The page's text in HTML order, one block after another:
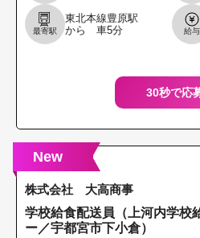
独身寮・社宅制度
有り、その他福利
厚生充実 ◇大型ト
最寄駅
東北本線豊原駅
から 車5分
給与
30秒で応
New
株式会社 大高商事
学校給食配送員（上河内学校
ー／宇都宮市下小倉）